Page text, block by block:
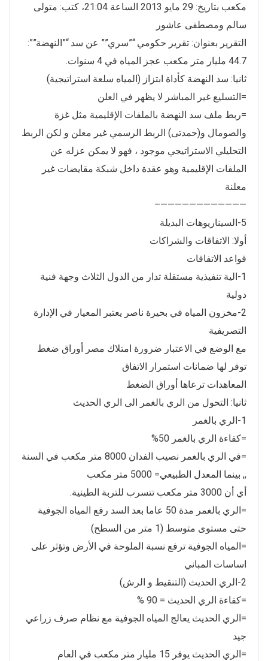
مكعب بتاريخ: 29 مايو 2013 الساعة 21:04، كتب: متولى
سالم ومصطفى عاشور
التقرير بعنوان: تقرير حكومي “”سري”” عن سد “”النهضة””:
44.7 مليار متر مكعب عجز المياه في 4 سنوات.
ثانيا: سد النهضة كأداة ابتزاز (المياه سلعة استراتيجية)
=التسليع غير المباشر لا يظهر في العلن
=ربط ملف سد النهضة بالملفات الإقليمية مثل غزة
والصومال و(حمدتى) الربط الرسمي غير معلن و لكن الربط
التحليلي الاستراتيجي موجود ، فهو لا يمكن عزله عن
الملفات الإقليمية وهو عقدة داخل شبكة مقايضات غير
معلنة
————————————–
5-السيناريوهات البديلة
أولا: الاتفاقات والشراكات
قواعد الاتفاقات
1-الية تنفيذية مستقلة تدار من الدول الثلاث وجهة فنية
دولية
2-مخزون المياه في بحيرة ناصر يعتبر المعيار في الإدارة
التصريفية
مع الوضع في الاعتبار ضرورة امتلاك مصر أوراق ضغط
توفر لها ضمانات استمرار الاتفاق
المعاهدات ترعاها أوراق الضغط
ثانيا: التحول من الري بالغمر الى الري الحديث
1-الري بالغمر
=كفاءة الري بالغمر 50%
=في الري بالغمر نصيب الفدان 8000 متر مكعب في السنة
,, بينما المعدل الطبيعي= 5000 متر مكعب
أي أن 3000 متر مكعب تتسرب للتربة الطينية.
=الري بالغمر مدة 50 عاما بعد السد رفع المياه الجوفية
حتى مستوى متوسط (1 متر من السطح)
=المياه الجوفية ترفع نسبة الملوحة في الأرض وتؤثر على
اساسات المباني
2-الري الحديث (التنقيط و الرش)
=كفاءة الري الحديث = 90 %
=الري الحديث يعالج المياه الجوفية مع نظام صرف زراعي
جيد
=الري الحديث يوفر 15 مليار متر مكعب في العام